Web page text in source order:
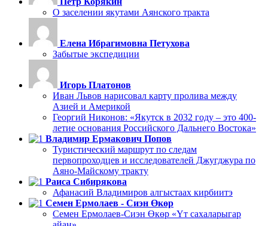
О заселении якутами Аянского тракта
Елена Ибрагимовна Петухова
Забытые экспедиции
Игорь Платонов
Иван Львов нарисовал карту пролива между
Азией и Америкой
Георгий Никонов: «Якутск в 2032 году – это 400-
летие основания Российского Дальнего Востока»
Владимир Ермакович Попов
Туристический маршрут по следам
первопроходцев и исследователей Джугджура по
Аяно-Майскому тракту
Раиса Сибирякова
Афанасий Владимиров алгыстаах кирбиитэ
Семен Ермолаев - Сиэн Өкөр
Семен Ермолаев-Сиэн Өкөр «Үт сахаларыгар